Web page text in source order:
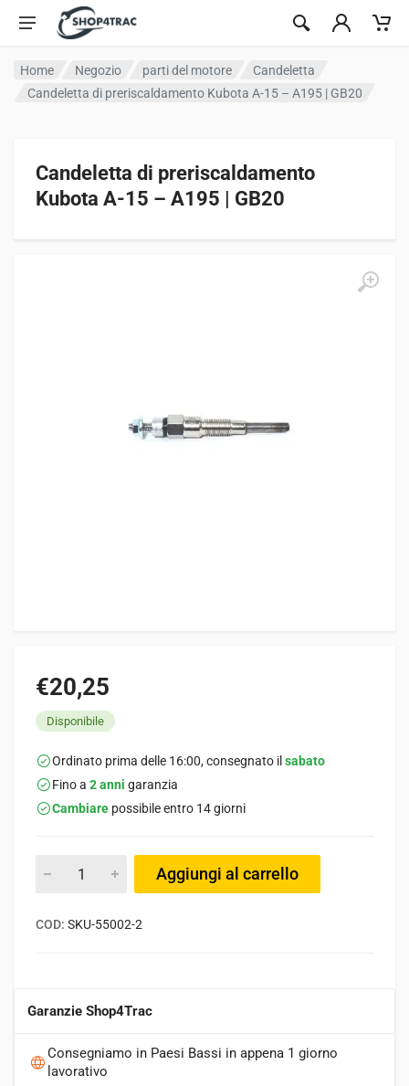
Vai al contenuto
Home Negozio parti del motore
Candeletta
Candeletta di preriscaldamento Kubota A-15 – A195 | GB20
Candeletta di preriscaldamento
Kubota A-15 – A195 | GB20
€20,25
Disponibile
Ordinato prima delle 16:00, consegnato il sabato
Fino a 2 anni garanzia
Cambiare possibile entro 14 giorni
Aggiungi al carrello
COD: SKU-55002-2
Garanzie Shop4Trac
Consegniamo in Paesi Bassi in appena 1 giorno
lavorativo